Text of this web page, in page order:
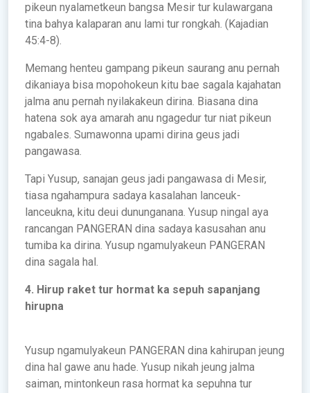
pikeun nyalametkeun bangsa Mesir tur kulawargana
tina bahya kalaparan anu lami tur rongkah. (Kajadian
45:4-8).
Memang henteu gampang pikeun saurang anu pernah
dikaniaya bisa mopohokeun kitu bae sagala kajahatan
jalma anu pernah nyilakakeun dirina. Biasana dina
hatena sok aya amarah anu ngagedur tur niat pikeun
ngabales. Sumawonna upami dirina geus jadi
pangawasa.
Tapi Yusup, sanajan geus jadi pangawasa di Mesir,
tiasa ngahampura sadaya kasalahan lanceuk-
lanceukna, kitu deui dununganana. Yusup ningal aya
rancangan PANGERAN dina sadaya kasusahan anu
tumiba ka dirina. Yusup ngamulyakeun PANGERAN
dina sagala hal.
4. Hirup raket tur hormat ka sepuh sapanjang
hirupna
Yusup ngamulyakeun PANGERAN dina kahirupan jeung
dina hal gawe anu hade. Yusup nikah jeung jalma
saiman, mintonkeun rasa hormat ka sepuhna tur